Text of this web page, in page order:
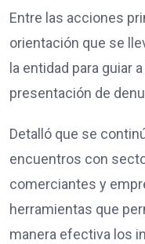
Entre las acciones
orientación que se
la entidad para guiar
presentación de
Detalló que se
encuentros con
comerciantes y
herramientas que
manera efectiva los